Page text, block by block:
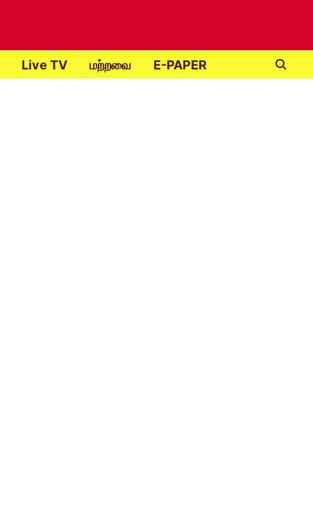
Live TV மற்றவை E-PAPER